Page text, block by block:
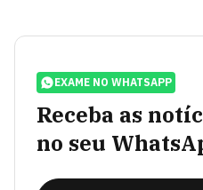
EXAME NO WHATSAPP
Receba as
no seu